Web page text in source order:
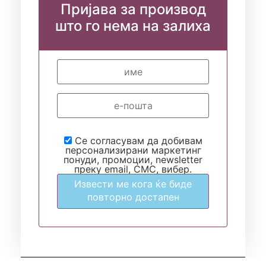
Пријава за производ
што го нема на залиха
Се согласувам да добивам
персонализирани маркетинг
понуди, промоции, newsletter
преку email, СМС, вибер.
Извести ме кога ќе биде
повторно достапен